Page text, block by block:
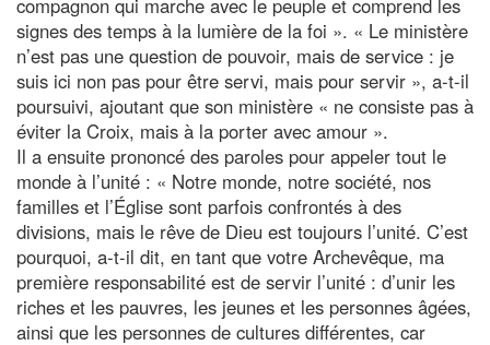
compagnon qui marche avec le peuple et comprend les
signes des temps à la lumière de la foi ». « Le ministère
n’est pas une question de pouvoir, mais de service : je
suis ici non pas pour être servi, mais pour servir », a-t-il
poursuivi, ajoutant que son ministère « ne consiste pas à
éviter la Croix, mais à la porter avec amour ».
Il a ensuite prononcé des paroles pour appeler tout le
monde à l’unité : « Notre monde, notre société, nos
familles et l’Église sont parfois confrontés à des
divisions, mais le rêve de Dieu est toujours l’unité. C’est
pourquoi, a-t-il dit, en tant que votre Archevêque, ma
première responsabilité est de servir l’unité : d’unir les
riches et les pauvres, les jeunes et les personnes âgées,
ainsi que les personnes de cultures différentes, car